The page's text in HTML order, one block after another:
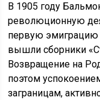
В 1905 году
революционную
первую эмиграцию
вышли сборники
Возвращение на
поэтом
заграницам,